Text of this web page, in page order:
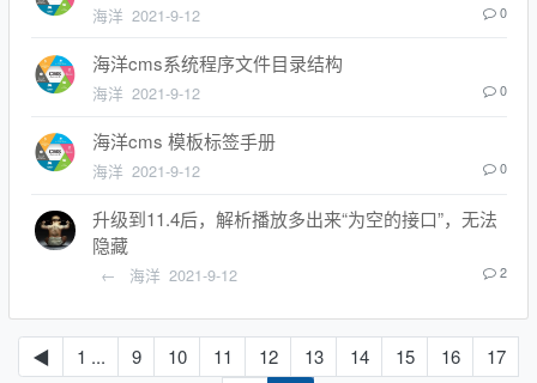
海洋 2021-9-12 0
海洋cms系统程序文件目录结构
海洋 2021-9-12 0
海洋cms 模板标签手册
海洋 2021-9-12 0
升级到11.4后，解析播放多出来“为空的接口”，无法
隐藏
← 海洋 2021-9-12 2
◀ 1 ... 9 10 11 12 13 14 15 16 17